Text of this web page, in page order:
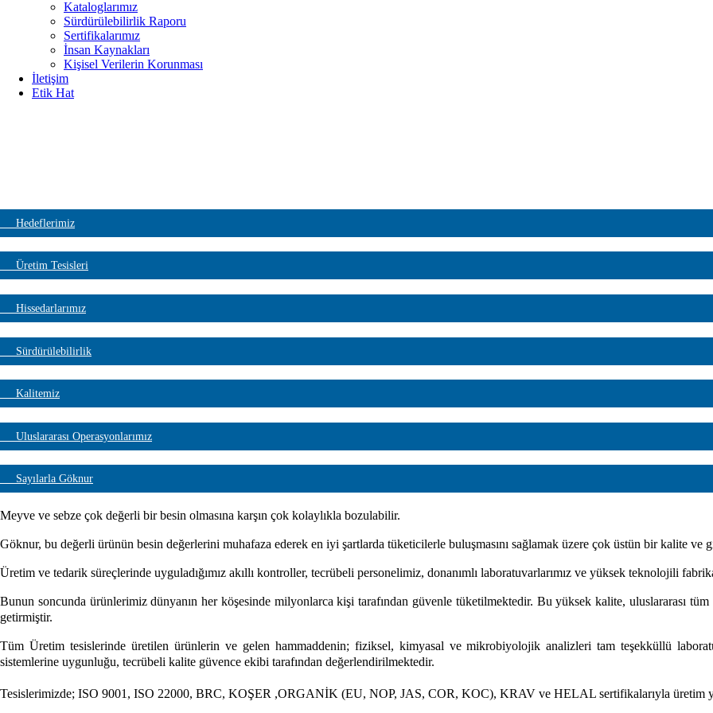
Kataloglarımız
Sürdürülebilirlik Raporu
Sertifikalarımız
İnsan Kaynakları
Kişisel Verilerin Korunması
İletişim
Etik Hat
Hedeflerimiz
Üretim Tesisleri
Hissedarlarımız
Sürdürülebilirlik
Kalitemiz
Uluslararası Operasyonlarımız
Sayılarla Göknur
Meyve ve sebze çok değerli bir besin olmasına karşın çok kolaylıkla bozulabilir.
Göknur, bu değerli ürünün besin değerlerini muhafaza ederek en iyi şartlarda tüketicilerle buluşmasını sağlamak üzere çok üstün bir kalite ve
Üretim ve tedarik süreçlerinde uyguladığımız akıllı kontroller, tecrübeli personelimiz, donanımlı laboratuvarlarımız ve yüksek teknolojili
Bunun soncunda ürünlerimiz dünyanın her köşesinde milyonlarca kişi tarafından güvenle tüketilmektedir. Bu yüksek kalite, uluslararası
getirmiştir.
Tüm Üretim tesislerinde üretilen ürünlerin ve gelen hammaddenin; fiziksel, kimyasal ve mikrobiyolojik analizleri tam teşekküllü
sistemlerine uygunluğu, tecrübeli kalite güvence ekibi tarafından değerlendirilmektedir.
Tesislerimizde; ISO 9001, ISO 22000, BRC, KOŞER ,ORGANİK (EU, NOP, JAS, COR, KOC), KRAV ve HELAL sertifikalarıyla üretim